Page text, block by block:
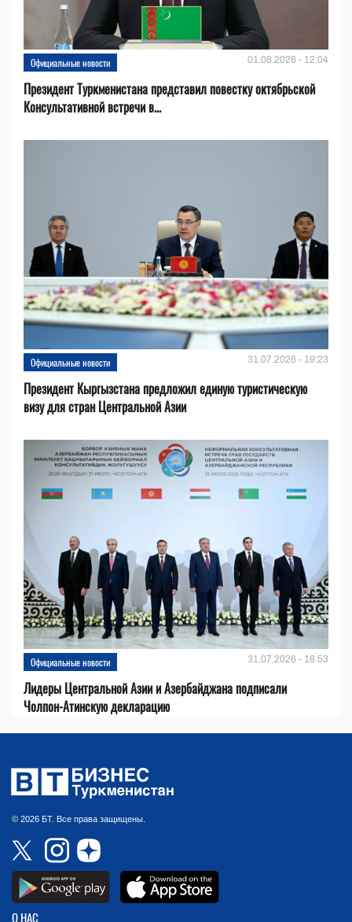
Официальные новости 01.08.2026 - 12:04
Президент Туркменистана представил повестку октябрьской
Консультативной встречи в...
Официальные новости 31.07.2026 - 19:23
Президент Кыргызстана предложил единую туристическую
визу для стран Центральной Азии
Официальные новости 31.07.2026 - 18:53
Лидеры Центральной Азии и Азербайджана подписали
Чолпон-Атинскую декларацию
© 2026 БТ. Все права защищены.
О НАС